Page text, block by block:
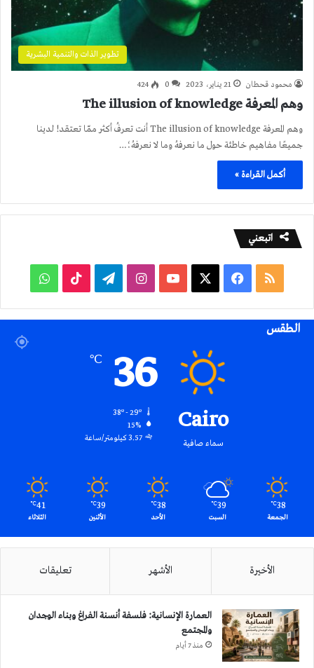
تطوير الذات والتنمية البشرية
محمود قحطان 21 يناير، 2023 0
424
وهم المعرفة The illusion of knowledge
وهم المعرفة The illusion of knowledge أنت تعرفُ أكثر ممّا تعتقد! لدينا
جميعًا مفاهيم خاطئة حول ما نعرفهُ وما لا نعرفهُ؛…
أكمل القراءة »
اتبعني
ملخص
الموقع
فيسبوك ‫YouTubeانستقرامتيلقرام ‫TikTokواتساب
الطقس
Cairo
سماء صافية
36
℃
15%
3.57 كيلومتر/ساعة
38
℃
الجمعة
39
℃
السبت
38
℃
الأحد
39
℃
الأثنين
41
℃
الثلاثاء
الأخيرة الأشهر تعليقات
العمارة الإنسانية: فلسفة أنسنة الفراغ وبناء الوجدان
والمجتمع
منذ 7 أيام